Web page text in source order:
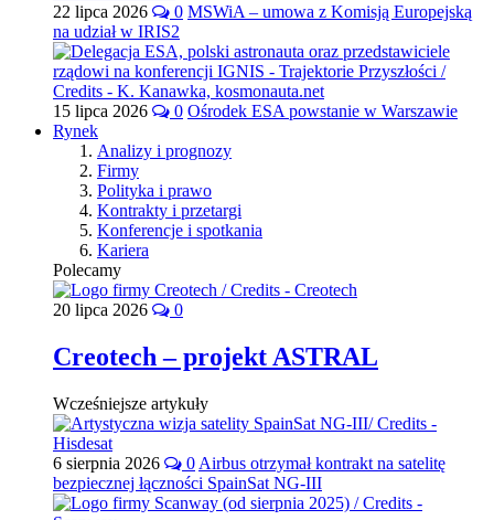
22 lipca 2026 0 MSWiA – umowa z Komisją Europejską
na udział w IRIS2
15 lipca 2026 0 Ośrodek ESA powstanie w Warszawie
Rynek
Analizy i prognozy
Firmy
Polityka i prawo
Kontrakty i przetargi
Konferencje i spotkania
Kariera
Polecamy
20 lipca 2026 0
Creotech – projekt ASTRAL
Wcześniejsze artykuły
6 sierpnia 2026 0 Airbus otrzymał kontrakt na satelitę
bezpiecznej łączności SpainSat NG-III